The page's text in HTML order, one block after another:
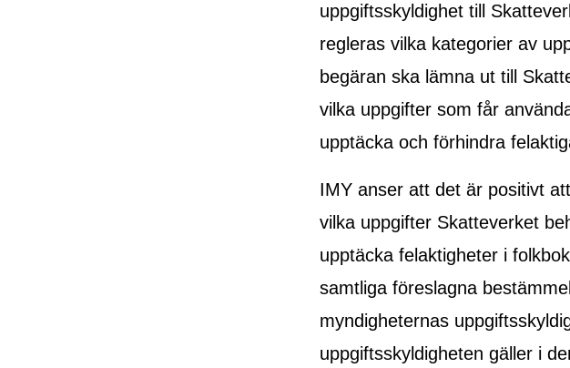
uppgiftsskyldighet till
regleras vilka kategorier av
begäran ska lämna ut till
vilka uppgifter som får
upptäcka och förhindra
IMY anser att det är positivt
vilka uppgifter Skatteverket
upptäcka felaktigheter i
samtliga föreslagna
myndigheternas
uppgiftsskyldigheten gäller i